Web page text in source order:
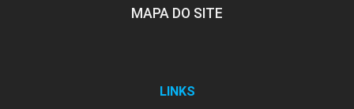
MAPA DO SITE
LINKS